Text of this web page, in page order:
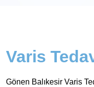
Varis
Gönen Balıkesir Varis